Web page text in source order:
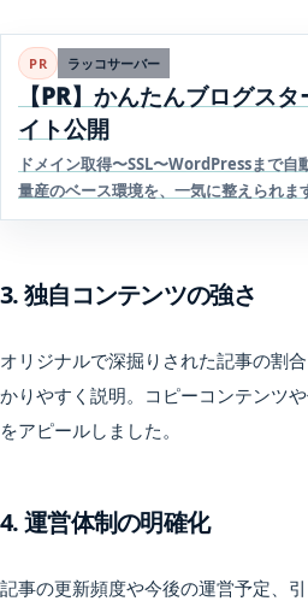
PR ラッコサーバー
【PR】かんたんブログス
イト公開
ドメイン取得〜SSL〜WordPressまで自
量産のベース環境を、一気に整えられま
3. 独自コンテンツの強さ
オリジナルで深掘りされた記事の割
かりやすく説明。コピーコンテンツ
をアピールしました。
4. 運営体制の明確化
記事の更新頻度や今後の運営予定、